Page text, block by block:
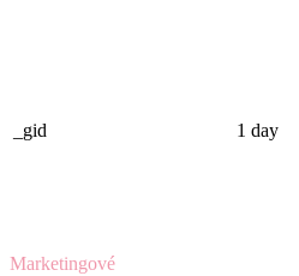
_gid 1 day
Marketingové